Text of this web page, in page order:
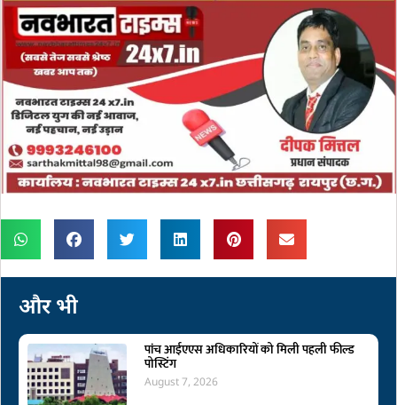
और भी
पांच आईएएस अधिकारियों को मिली पहली फील्ड
पोस्टिंग
August 7, 2026